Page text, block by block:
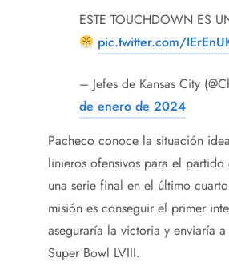
ESTE TOUCHDOWN ES
pic.twitter.com/
– Jefes de Kansas City
de enero de 2024
Pacheco conoce la situación
linieros ofensivos para el
una serie final en el último
misión es conseguir el primer
aseguraría la victoria y enviaría
Super Bowl LVIII.